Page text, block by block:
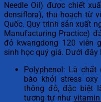
Needle Oil) được chiết
densiflora), thu hoạch từ
Quốc. Quy trình sản xuất
Manufacturing Practice)
đỏ kwangdong 120 viên
sinh học quý giá. Dưới
Polyphenol: Là
bào khỏi stress
thông đỏ, đặc biệt
tương tự như vitamin